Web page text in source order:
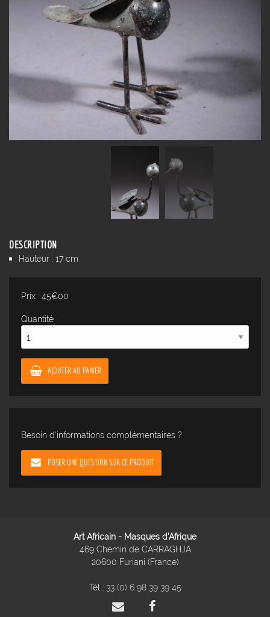
DESCRIPTION
Hauteur : 17 cm
Prix : 45€00
Quantité
AJOUTER AU PANIER
Besoin d'informations complémentaires ?
POSER UNE QUESTION SUR CE PRODUIT
Art Africain - Masques d'Afrique
469 Chemin de CARRAGHJA
20600 Furiani (France)
Tél : 33 (0) 6 98 39 39 45